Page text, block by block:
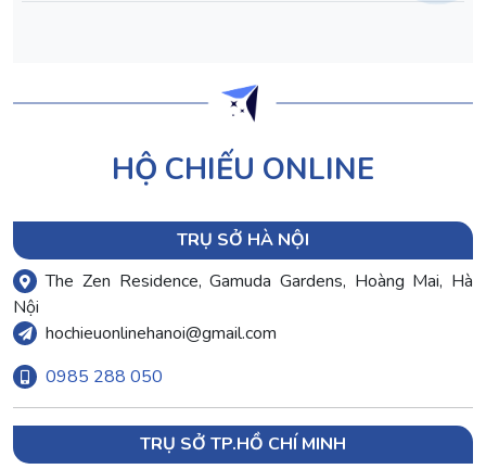
HỘ CHIẾU ONLINE
TRỤ SỞ HÀ NỘI
The Zen Residence, Gamuda Gardens, Hoàng Mai, Hà
Nội
hochieuonlinehanoi@gmail.com
0985 288 050
TRỤ SỞ TP.HỒ CHÍ MINH